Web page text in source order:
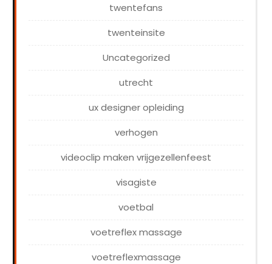
twentefans
twenteinsite
Uncategorized
utrecht
ux designer opleiding
verhogen
videoclip maken vrijgezellenfeest
visagiste
voetbal
voetreflex massage
voetreflexmassage